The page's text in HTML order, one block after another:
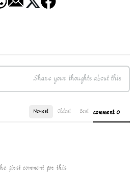
0 comment
Best
Oldest
Newest
first comment for this!